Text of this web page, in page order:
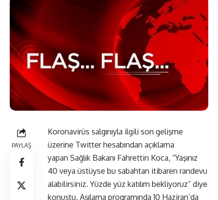
PAYLAŞ
Koronavirüs salgınıyla ilgili son gelişme
üzerine Twitter hesabından açıklama
yapan Sağlık Bakanı Fahrettin Koca, “Yaşınız
40 veya üstüyse bu sabahtan itibaren randevu
alabilirsiniz. Yüzde yüz katılım bekliyoruz” diye
konuştu. Aşılama programında 10 Haziran’da